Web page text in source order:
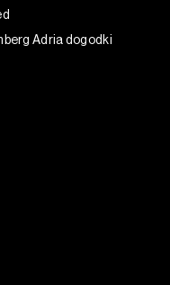
Adria dogodki